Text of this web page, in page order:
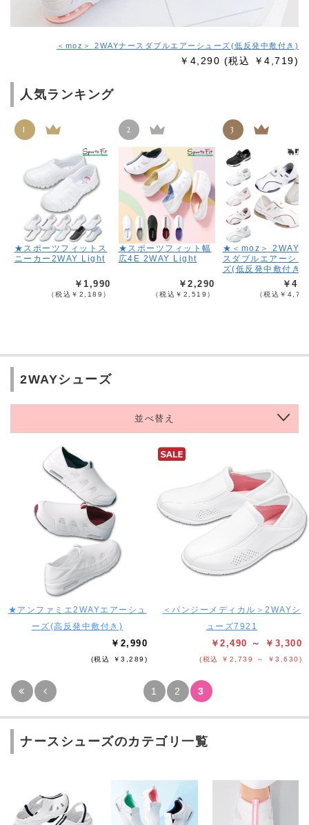
＜moz＞ 2WAYナースダブルエアーシューズ(低反発中敷付き)
￥4,290 (税込 ￥4,719)
人気ランキング
1
★スポーツフィットス
ニーカー2WAY Light
￥1,990
（税込￥2,189）
2
★スポーツフィット幅
広4E 2WAY Light
￥2,290
（税込￥2,519）
3
★＜moz＞ 2WAY
スダブルエアーシュ
ズ(低反発中敷付き)
￥
（税込￥
2WAYシューズ
並べ替え
★アンファミエ2WAYエアーシュ
ーズ(高反発中敷付き)
￥2,990
(税込 ￥3,289)
＜パンジーメディカル＞2WAYシ
ューズ7921
￥2,490 ～ ￥3,300
(税込 ￥2,739 ～ ￥3,630)
1 2 3
ナースシューズのカテゴリ一覧